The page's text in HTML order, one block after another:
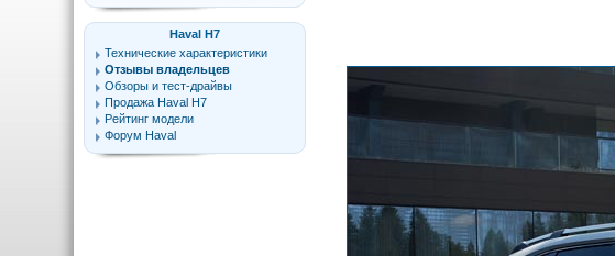
Haval H7
Технические характеристики
Отзывы владельцев
Обзоры и тест-драйвы
Продажа Haval H7
Рейтинг модели
Форум Haval